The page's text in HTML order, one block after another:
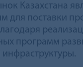
Казахстана
для поставки
программ